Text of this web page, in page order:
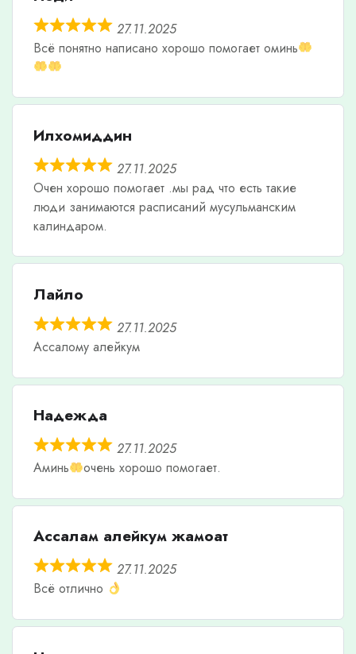
27.11.2025
Всë понятно написано хорошо помогает оминь
Илхомиддин
27.11.2025
Очен хорошо помогает .мы рад что есть такие
люди занимаются расписаний мусульманским
калиндаром.
Лайло
27.11.2025
Ассалому алейкум
Надежда
27.11.2025
Аминь
очень хорошо помогает.
Ассалам алейкум жамоат
27.11.2025
Всё отлично